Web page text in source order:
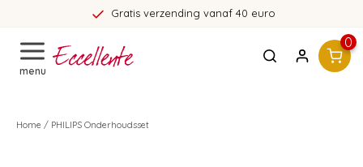
Gratis verzending vanaf 40 euro
menu
0
Home / PHILIPS Onderhoudsset